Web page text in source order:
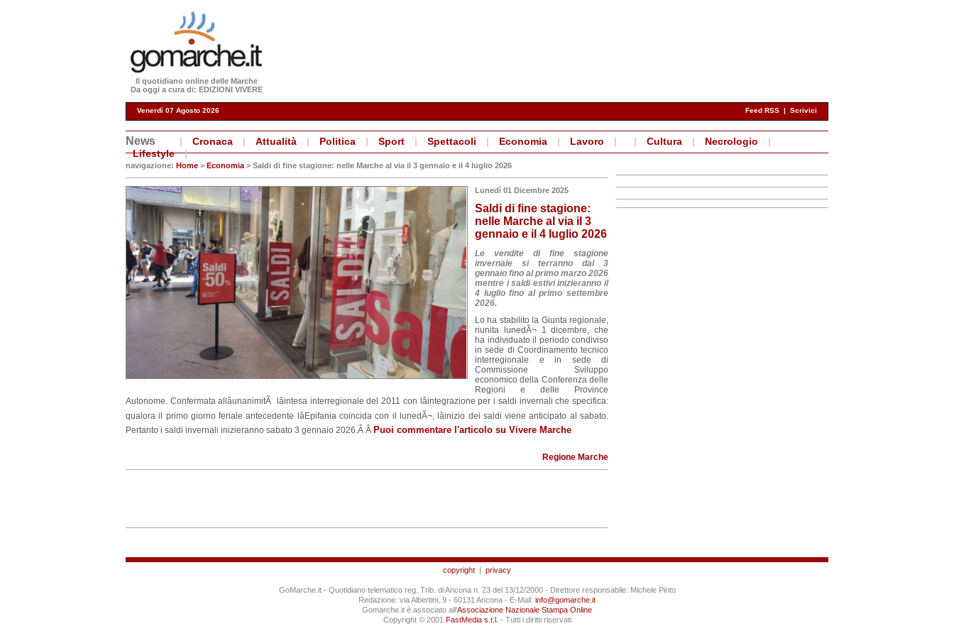
Il quotidiano online delle Marche
Da oggi a cura di: EDIZIONI VIVERE
Venerdì 07 Agosto 2026 Feed RSS | Scrivici
News | Cronaca | Attualità | Politica | Sport | Spettacoli | Economia | Lavoro | | Cultura | Necrologio
|
Lifestyle
|
navigazione: Home > Economia > Saldi di fine stagione: nelle Marche al via il 3 gennaio e il 4 luglio 2026
Lunedì 01 Dicembre 2025
Saldi di fine stagione:
nelle Marche al via il 3
gennaio e il 4 luglio 2026
Le vendite di fine stagione
invernale si terranno dal 3
gennaio fino al primo marzo 2026
mentre i saldi estivi inizieranno il
4 luglio fino al primo settembre
2026.
Lo ha stabilito la Giunta regionale,
riunita lunedÃ¬ 1 dicembre, che
ha individuato il periodo condiviso
in sede di Coordinamento tecnico
interregionale e in sede di
Commissione Sviluppo
economico della Conferenza delle
Regioni e delle Province
Autonome. Confermata allâunanimitÃ lâintesa interregionale del 2011 con lâintegrazione per i saldi invernali che specifica:
qualora il primo giorno feriale antecedente lâEpifania coincida con il lunedÃ¬, lâinizio dei saldi viene anticipato al sabato.
Pertanto i saldi invernali inizieranno sabato 3 gennaio 2026.Â Â Puoi commentare l'articolo su Vivere Marche
Regione Marche
copyright | privacy
GoMarche.it - Quotidiano telematico reg. Trib. di Ancona n. 23 del 13/12/2000 - Direttore responsabile: Michele Pinto
Redazione: via Albertini, 9 - 60131 Ancona - E-Mail: info@gomarche.it
Gomarche.it è associato all'Associazione Nazionale Stampa Online
Copyright © 2001 FastMedia s.r.l. - Tutti i diritti riservati